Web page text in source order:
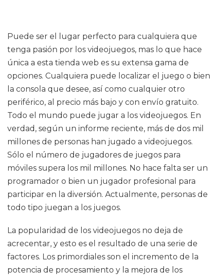
Puede ser el lugar perfecto para cualquiera que
tenga pasión por los videojuegos, mas lo que hace
única a esta tienda web es su extensa gama de
opciones. Cualquiera puede localizar el juego o bien
la consola que desee, así como cualquier otro
periférico, al precio más bajo y con envío gratuito.
Todo el mundo puede jugar a los videojuegos. En
verdad, según un informe reciente, más de dos mil
millones de personas han jugado a videojuegos.
Sólo el número de jugadores de juegos para
móviles supera los mil millones. No hace falta ser un
programador o bien un jugador profesional para
participar en la diversión. Actualmente, personas de
todo tipo juegan a los juegos.
La popularidad de los videojuegos no deja de
acrecentar, y esto es el resultado de una serie de
factores. Los primordiales son el incremento de la
potencia de procesamiento y la mejora de los